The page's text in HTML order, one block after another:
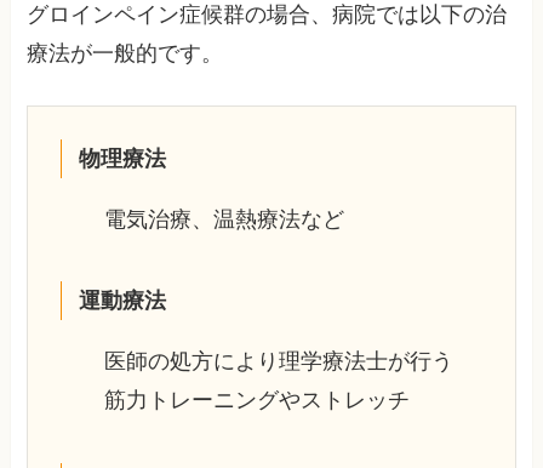
グロインペイン症候群の場合、病院では以下の治
療法が一般的です。
物理療法
電気治療、温熱療法など
運動療法
医師の処方により理学療法士が行う
筋力トレーニングやストレッチ